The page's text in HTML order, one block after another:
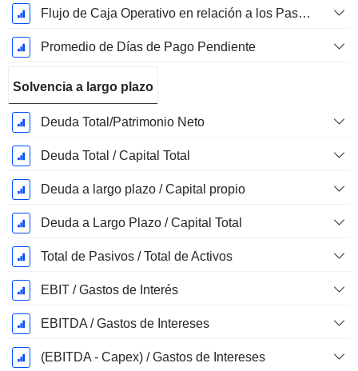
Flujo de Caja Operativo en relación a los Pasivos Corrientes
Promedio de Días de Pago Pendiente
Solvencia a largo plazo
Deuda Total/Patrimonio Neto
Deuda Total / Capital Total
Deuda a largo plazo / Capital propio
Deuda a Largo Plazo / Capital Total
Total de Pasivos / Total de Activos
EBIT / Gastos de Interés
EBITDA / Gastos de Intereses
(EBITDA - Capex) / Gastos de Intereses